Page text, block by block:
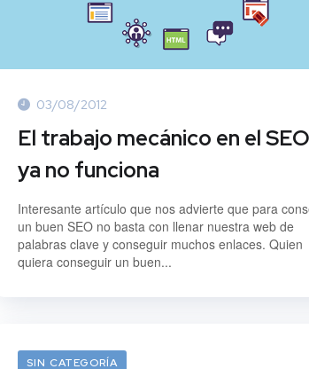
03/08/2012
El trabajo mecánico en el SEO
ya no funciona
Interesante artículo que nos advierte que para
un buen SEO no basta con llenar nuestra web de
palabras clave y conseguir muchos enlaces. Quien
quiera conseguir un buen...
SIN CATEGORÍA